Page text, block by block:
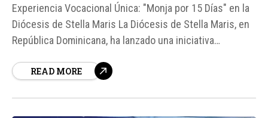
Experiencia Vocacional Única: "Monja por 15 Días" en la
Diócesis de Stella Maris La Diócesis de Stella Maris, en
República Dominicana, ha lanzado una iniciativa
dirigida a jóvenes que buscan profundizar en su relación
READ MORE